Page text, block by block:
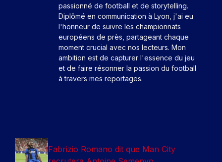
passionné de football et de storytelling.
Diplômé en communication à Lyon, j'ai eu
l'honneur de suivre les championnats
européens de près, partageant chaque
moment crucial avec nos lecteurs. Mon
ambition est de capturer l'essence du jeu
et de faire résonner la passion du football
à travers mes reportages.
Fabrizio Romano dit que Man City